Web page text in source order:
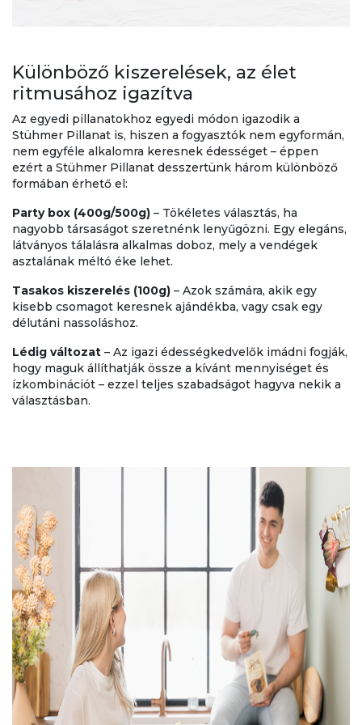
Különböző kiszerelések, az élet
ritmusához igazítva
Az egyedi pillanatokhoz egyedi módon igazodik a
Stühmer Pillanat is, hiszen a fogyasztók nem egyformán,
nem egyféle alkalomra keresnek édességet – éppen
ezért a Stühmer Pillanat desszertünk három különböző
formában érhető el:
Party box (400g/500g) – Tökéletes választás, ha
nagyobb társaságot szeretnénk lenyűgözni. Egy elegáns,
látványos tálalásra alkalmas doboz, mely a vendégek
asztalának méltó éke lehet.
Tasakos kiszerelés (100g) – Azok számára, akik egy
kisebb csomagot keresnek ajándékba, vagy csak egy
délutáni nassoláshoz.
Lédig változat – Az igazi édességkedvelők imádni fogják,
hogy maguk állíthatják össze a kívánt mennyiséget és
ízkombinációt – ezzel teljes szabadságot hagyva nekik a
választásban.